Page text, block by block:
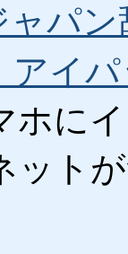
ャパン
アイ
ホに
ット